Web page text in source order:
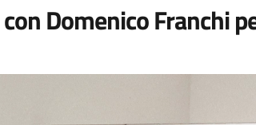
Domenico Franchi